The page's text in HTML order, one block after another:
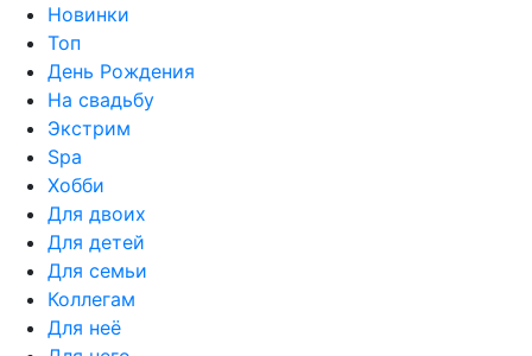
Новинки
Топ
День Рождения
На свадьбу
Экстрим
Spa
Хобби
Для двоих
Для детей
Для семьи
Коллегам
Для неё